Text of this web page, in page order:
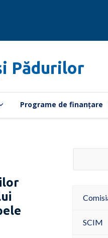
Pădurilor
Programe de finanțare
SCIM